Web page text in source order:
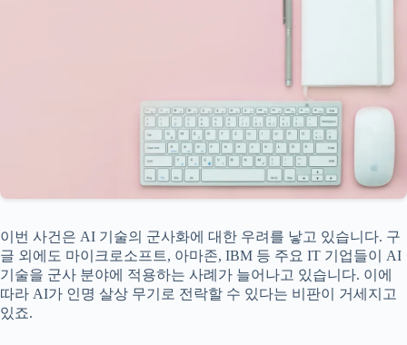
이번 사건은 AI 기술의 군사화에 대한 우려를 낳고 있습니다. 구
글 외에도 마이크로소프트, 아마존, IBM 등 주요 IT 기업들이 AI
기술을 군사 분야에 적용하는 사례가 늘어나고 있습니다. 이에
따라 AI가 인명 살상 무기로 전락할 수 있다는 비판이 거세지고
있죠.